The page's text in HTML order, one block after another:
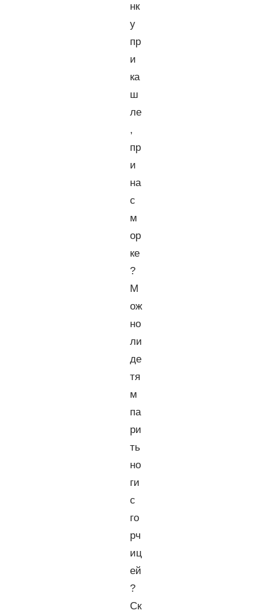
нк
у
пр
и
ка
ш
ле
,
пр
и
на
с
м
ор
ке
?
М
ож
но
ли
де
тя
м
па
ри
ть
но
ги
с
го
рч
иц
ей
?
Ск